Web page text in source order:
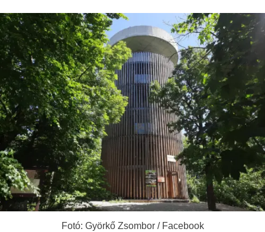
Fotó: Györkő Zsombor / Facebook